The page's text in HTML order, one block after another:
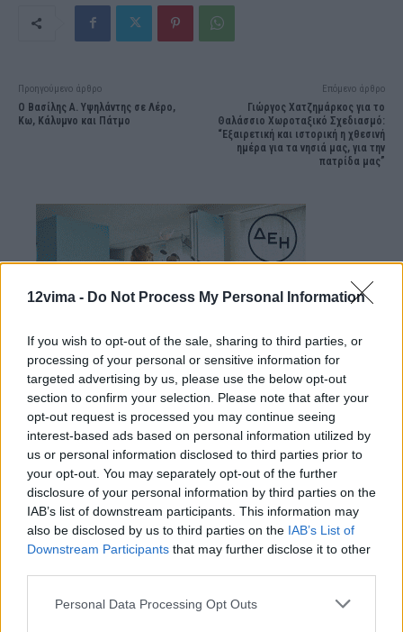
12vima - Do Not Process My Personal Information
If you wish to opt-out of the sale, sharing to third parties, or
processing of your personal or sensitive information for
targeted advertising by us, please use the below opt-out
section to confirm your selection. Please note that after your
opt-out request is processed you may continue seeing
interest-based ads based on personal information utilized by
us or personal information disclosed to third parties prior to
your opt-out. You may separately opt-out of the further
disclosure of your personal information by third parties on the
IAB’s list of downstream participants. This information may
also be disclosed by us to third parties on the IAB’s List of
Downstream Participants that may further disclose it to other
Personal Data Processing Opt Outs
Προηγούμενο άρθρο
Ο Βασίλης Α. Υψηλάντης σε Λέρο,
Κω, Κάλυμνο και Πάτμο
Επόμενο άρθρο
Γιώργος Χατζημάρκος για το
Θαλάσσιο Χωροταξικό Σχεδιασμό:
“Εξαιρετική και ιστορική η χθεσινή
ημέρα για τα νησιά μας, για την
πατρίδα μας”